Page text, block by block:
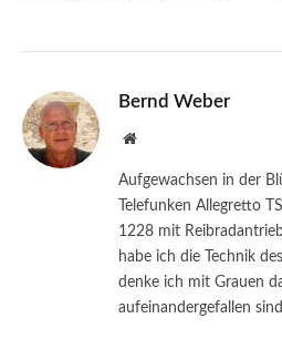
Bernd Weber
Website
Aufgewachsen in der
Telefunken Allegretto
1228 mit
habe ich die Technik
denke ich mit Grauen
aufeinandergefallen